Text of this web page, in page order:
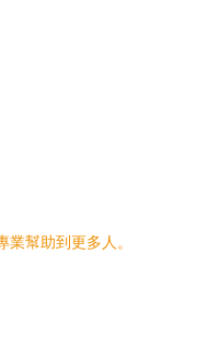
幫助到更多人。